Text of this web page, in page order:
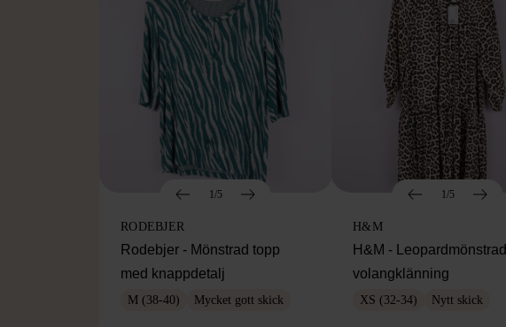
1/5
RODEBJER
Rodebjer - Mönstrad topp
med knappdetalj
M (38-40) Mycket gott skick
1/5
H&M
H&M - Leopardmönstrad
volangklänning
XS (32-34) Nytt skick